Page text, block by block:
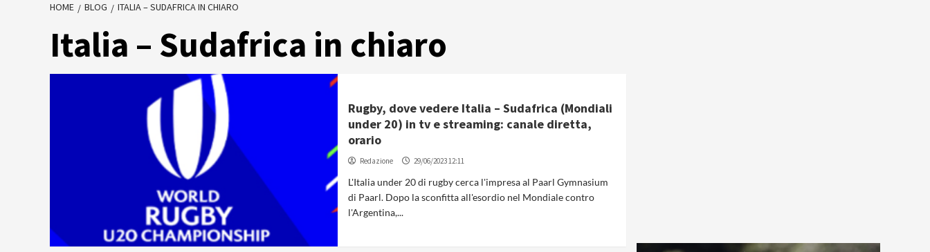
HOME BLOG ITALIA – SUDAFRICA IN CHIARO
Italia – Sudafrica in chiaro
Rugby, dove vedere Italia – Sudafrica (Mondiali
under 20) in tv e streaming: canale diretta,
orario
Redazione 29/06/2023 12:11
L'Italia under 20 di rugby cerca l'impresa al Paarl Gymnasium
di Paarl. Dopo la sconfitta all'esordio nel Mondiale contro
l'Argentina,...